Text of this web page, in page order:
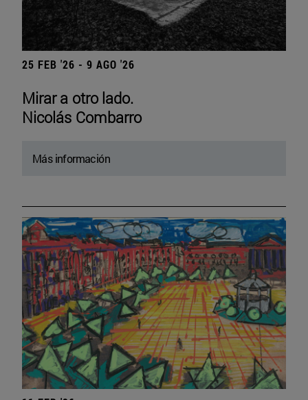
25 FEB '26 - 9 AGO '26
Mirar a otro lado.
Nicolás Combarro
Más información